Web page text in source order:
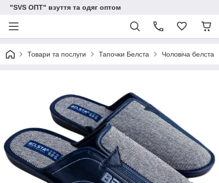
"SVS ОПТ" взуття та одяг оптом
Товари та послуги Тапочки Белста Чоловіча белста